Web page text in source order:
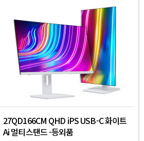
27QD166CM QHD iPS USB-C 화이트
Ai 멀티스탠드 -등외품